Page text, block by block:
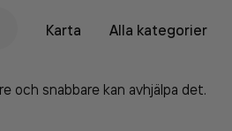
Karta
Alla kategorier
och snabbare kan avhjälpa det.